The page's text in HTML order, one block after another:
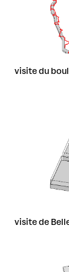
visite du
visite de